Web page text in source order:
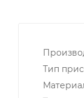
Тип